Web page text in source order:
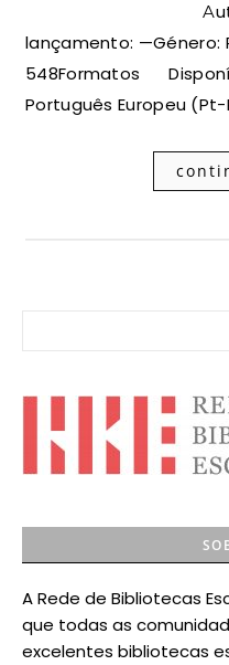
Autor: Fernando PessoaAno de
lançamento: —Género:
548Formatos
Português Europeu
A Rede de Bibliotecas
que todas as
excelentes bibliotecas